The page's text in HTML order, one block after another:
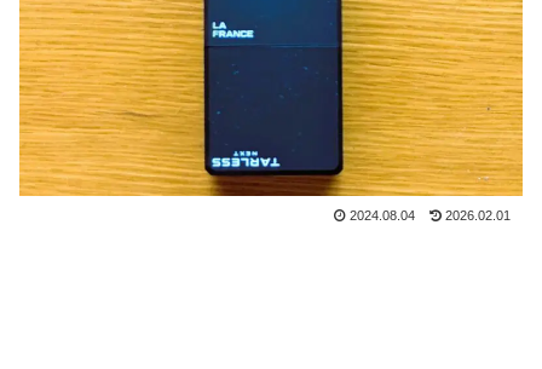
2024.08.04 2026.02.01